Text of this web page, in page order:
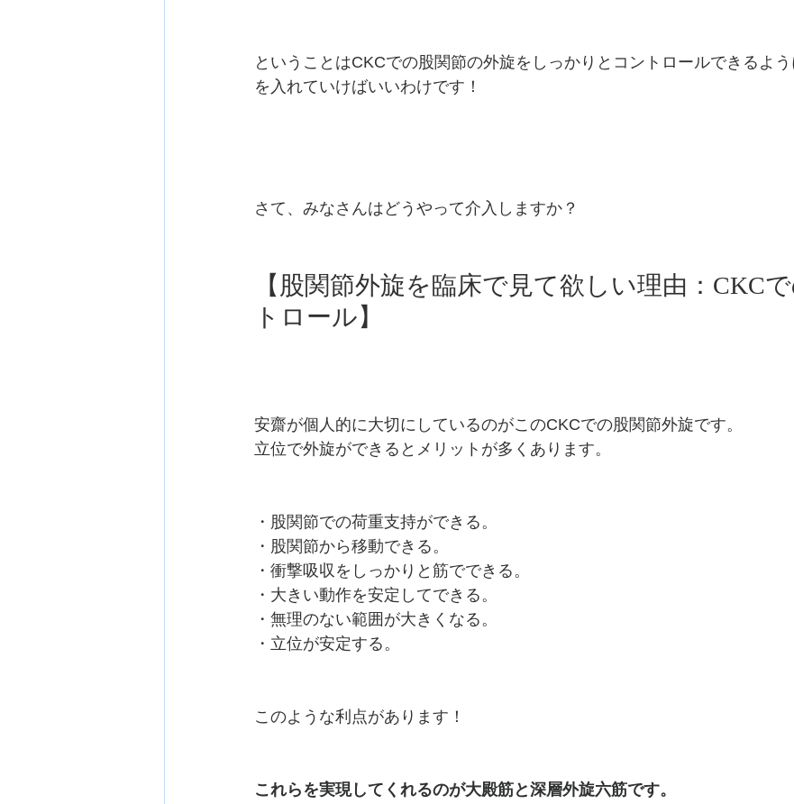
ということはCKCでの股関節の外旋をしっかりとコントロールできるよ
を入れていけばいいわけです！
さて、みなさんはどうやって介入しますか？
【股関節外旋を臨床で見て欲しい理由：CKC
トロール】
安齋が個人的に大切にしているのがこのCKCでの股関節外旋です。
立位で外旋ができるとメリットが多くあります。
・股関節での荷重支持ができる。
・股関節から移動できる。
・衝撃吸収をしっかりと筋でできる。
・大きい動作を安定してできる。
・無理のない範囲が大きくなる。
・立位が安定する。
このような利点があります！
これらを実現してくれるのが大殿筋と深層外旋六筋です。